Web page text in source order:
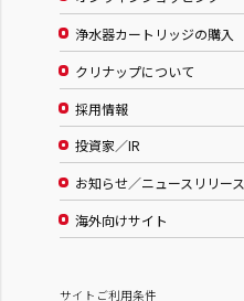
浄水器カートリッジの購入
クリナップについて
採用情報
投資家／IR
お知らせ／ニュースリリース
海外向けサイト
サイトご利用条件